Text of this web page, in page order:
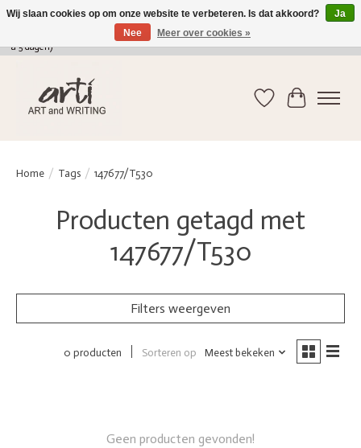
verkoop@arti-artandwriting.be/ +32 (0)471 41 82 41 / GRATIS verzending > 75 euro (2
a 5 dagen)
Verlanglijst
Home / Tags / 147677/T530
Producten getagd met
147677/T530
Filters weergeven
0 producten Sorteren op Meest bekeken
Geen producten gevonden!
Wij slaan cookies op om onze website te verbeteren. Is dat akkoord?
Ja
Nee
Meer over cookies »